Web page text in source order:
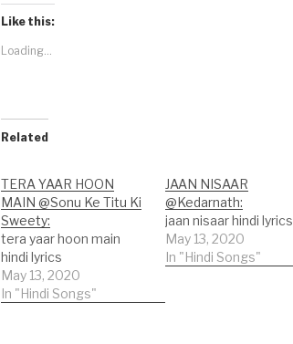
Like this:
Loading...
Related
TERA YAAR HOON
MAIN @Sonu Ke Titu Ki
Sweety:
tera yaar hoon main
hindi lyrics
May 13, 2020
In "Hindi Songs"
JAAN NISAAR
@Kedarnath:
jaan nisaar hindi lyrics
May 13, 2020
In "Hindi Songs"